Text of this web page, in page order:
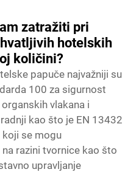
zatražiti pri
hotelskih
količini?
papuče najvažniji su
100 za sigurnost
vlakana i
kao što je EN 13432
koji se mogu
razini tvornice kao što
upravljanje